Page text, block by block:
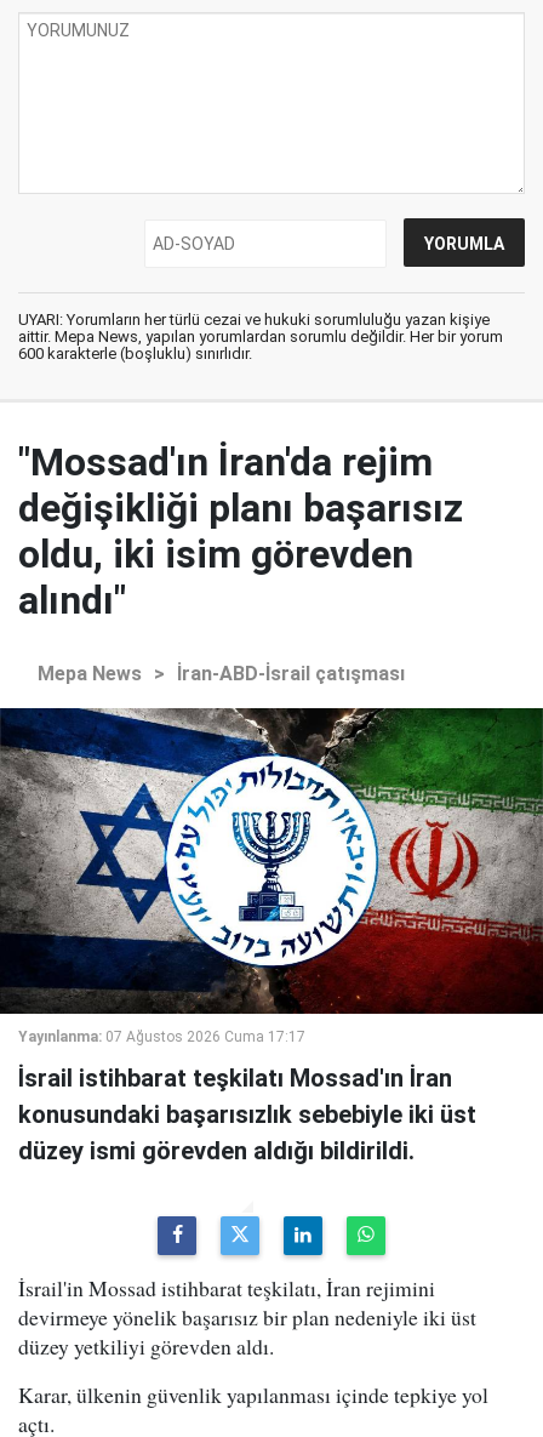
UYARI: Yorumların her türlü cezai ve hukuki sorumluluğu yazan kişiye
aittir. Mepa News, yapılan yorumlardan sorumlu değildir. Her bir yorum
600 karakterle (boşluklu) sınırlıdır.
"Mossad'ın İran'da rejim
değişikliği planı başarısız
oldu, iki isim görevden
alındı"
Mepa News > İran-ABD-İsrail çatışması
Yayınlanma: 07 Ağustos 2026 Cuma 17:17
İsrail istihbarat teşkilatı Mossad'ın İran
konusundaki başarısızlık sebebiyle iki üst
düzey ismi görevden aldığı bildirildi.
İsrail'in Mossad istihbarat teşkilatı, İran rejimini
devirmeye yönelik başarısız bir plan nedeniyle iki üst
düzey yetkiliyi görevden aldı.
Karar, ülkenin güvenlik yapılanması içinde tepkiye yol
açtı.